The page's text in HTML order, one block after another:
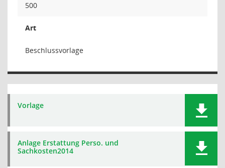
500
Art
Beschlussvorlage
Vorlage
Anlage Erstattung Perso. und
Sachkosten2014